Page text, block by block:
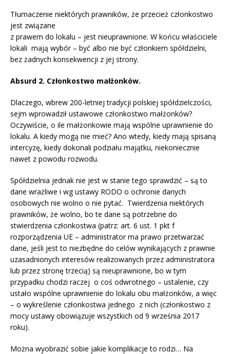
Tłumaczenie niektórych prawników, że przecież członkostwo
jest związane
z prawem do lokalu – jest nieuprawnione. W końcu właściciele
lokali mają wybór – być albo nie być członkiem spółdzielni,
bez żadnych konsekwencji z jej strony.
Absurd 2. Członkostwo małżonków.
Dlaczego, wbrew 200-letniej tradycji polskiej spółdzielczości,
sejm wprowadził ustawowe członkostwo małżonków?
Oczywiście, o ile małżonkowie mają wspólne uprawnienie do
lokalu. A kiedy mogą nie mieć? Ano wtedy, kiedy mają spisaną
intercyzę, kiedy dokonali podziału majątku, niekoniecznie
nawet z powodu rozwodu.
Spółdzielnia jednak nie jest w stanie tego sprawdzić – są to
dane wrażliwe i wg ustawy RODO o ochronie danych
osobowych nie wolno o nie pytać. Twierdzenia niektórych
prawników, że wolno, bo te dane są potrzebne do
stwierdzenia członkostwa (patrz: art. 6 ust. 1 pkt f
rozporządzenia UE – administrator ma prawo przetwarzać
dane, jeśli jest to niezbędne do celów wynikających z prawnie
uzasadnionych interesów realizowanych przez administratora
lub przez stronę trzecią) są nieuprawnione, bo w tym
przypadku chodzi raczej o coś odwrotnego – ustalenie, czy
ustało wspólne uprawnienie do lokalu obu małżonków, a więc
– o wykreślenie członkostwa jednego z nich (członkostwo z
mocy ustawy obowiązuje wszystkich od 9 września 2017
roku).
Można wyobrazić sobie jakie komplikacje to rodzi… Na